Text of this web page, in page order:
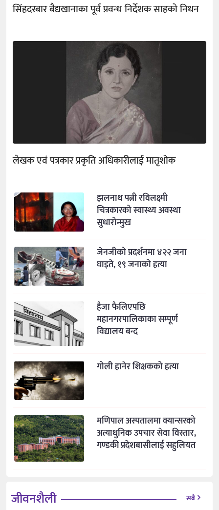
सिंहदरबार बैद्यखानाका पूर्व प्रवन्ध निर्देशक साहको निधन
लेखक एवं पत्रकार प्रकृति अधिकारीलाई मातृशोक
झलनाथ पत्नी रविलक्ष्मी
चित्रकारको स्वास्थ्य अवस्था
सुधारोन्मुख
जेनजीको प्रदर्शनमा ४२२ जना
घाइते, १९ जनाको हत्या
हैजा फैलिएपछि
महानगरपालिकाका सम्पूर्ण
विद्यालय बन्द
गोली हानेर शिक्षकको हत्या
मणिपाल अस्पतालमा क्यान्सरको
अत्याधुनिक उपचार सेवा विस्तार,
गण्डकी प्रदेशबासीलाई सहुलियत
जीवनशैली सबै